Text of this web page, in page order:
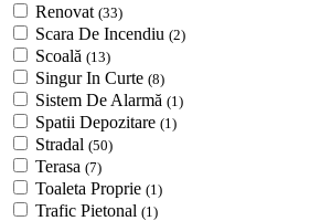
Renovat (33)
Scara De Incendiu (2)
Scoală (13)
Singur In Curte (8)
Sistem De Alarmă (1)
Spatii Depozitare (1)
Stradal (50)
Terasa (7)
Toaleta Proprie (1)
Trafic Pietonal (1)